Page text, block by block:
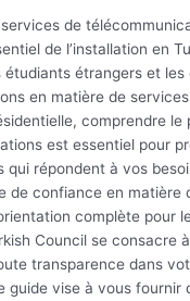
de
de l’installation en
étudiants étrangers et les
en matière de
comprendre le
est essentiel pour
qui répondent à vos
de confiance en matière
complète pour
Council se consacre
transparence dans
guide vise à vous fournir